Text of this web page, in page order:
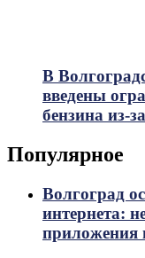
В
введены
бензина из-
Популярное
Волгоград
интернета:
приложения